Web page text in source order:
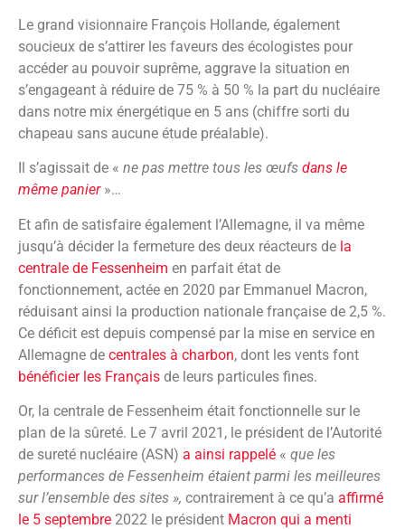
Le grand visionnaire François Hollande, également
soucieux de s’attirer les faveurs des écologistes pour
accéder au pouvoir suprême, aggrave la situation en
s’engageant à réduire de 75 % à 50 % la part du nucléaire
dans notre mix énergétique en 5 ans (chiffre sorti du
chapeau sans aucune étude préalable).
Il s’agissait de « ne pas mettre tous les œufs dans le
même panier»…
Et afin de satisfaire également l’Allemagne, il va même
jusqu’à décider la fermeture des deux réacteurs de la
centrale de Fessenheim en parfait état de
fonctionnement, actée en 2020 par Emmanuel Macron,
réduisant ainsi la production nationale française de 2,5 %.
Ce déficit est depuis compensé par la mise en service en
Allemagne de centrales à charbon, dont les vents font
bénéficier les Français de leurs particules fines.
Or, la centrale de Fessenheim était fonctionnelle sur le
plan de la sûreté. Le 7 avril 2021, le président de l’Autorité
de sureté nucléaire (ASN) a ainsi rappelé « que les
performances de Fessenheim étaient parmi les meilleures
sur l’ensemble des sites », contrairement à ce qu’a affirmé
le 5 septembre 2022 le président Macron qui a menti